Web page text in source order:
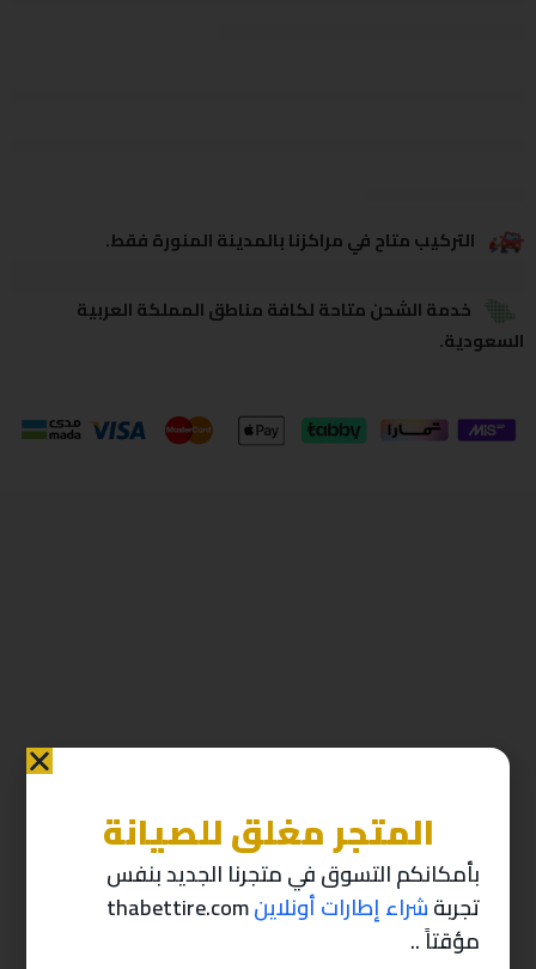
التركيب متاح في مراكزنا بالمدينة المنورة فقط.
خدمة الشحن متاحة لكافة مناطق المملكة العربية
السعودية.
منتجات ذات صله
-10%
المتجر مغلق للصيانة
بأمكانكم التسوق في متجرنا الجديد بنفس
تجربةشراء إطارات أونلاينthabettire.com
مؤقتاً ..